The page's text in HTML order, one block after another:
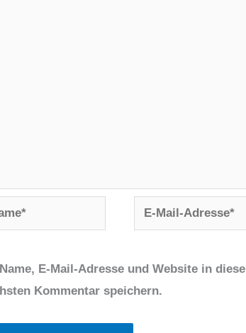
E-
Mail-
Name, E-Mail-Adresse und Website in
Kommentar speichern.